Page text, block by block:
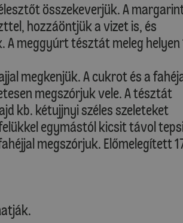
összekeverjük. A
hozzáöntjük a vizet is, és
meggyúrt tésztát meleg helyen
megkenjük. A cukrot és a
megszórjuk vele. A tésztát
kb. kétujjnyi széles szeleteket
egymástól kicsit távol
megszórjuk. Előmelegített